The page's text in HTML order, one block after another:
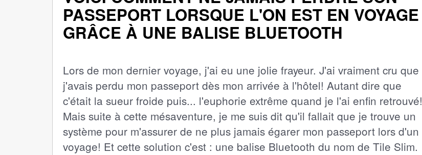
PASSEPORT LORSQUE L'ON EST EN VOYAGE
GRÂCE À UNE BALISE BLUETOOTH
Lors de mon dernier voyage, j'ai eu une jolie frayeur. J'ai vraiment cru que
j'avais perdu mon passeport dès mon arrivée à l'hôtel! Autant dire que
c'était la sueur froide puis... l'euphorie extrême quand je l'ai enfin retrouvé!
Mais suite à cette mésaventure, je me suis dit qu'il fallait que je trouve un
système pour m'assurer de ne plus jamais égarer mon passeport lors d'un
voyage! Et cette solution c'est : une balise Bluetooth du nom de Tile Slim.